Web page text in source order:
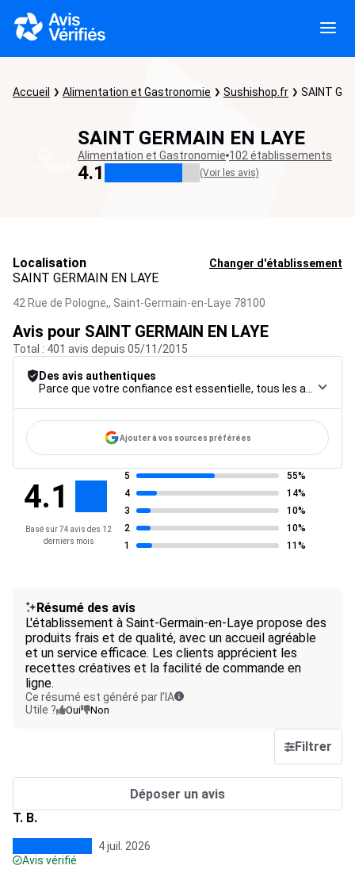
Accueil Alimentation et Gastronomie Sushishop.fr SAINT
SAINT GERMAIN EN LAYE
Alimentation et Gastronomie 102 établissements
4.1 (Voir les avis)
Localisation Changer d'établissement
SAINT GERMAIN EN LAYE
42 Rue de Pologne,, Saint-Germain-en-Laye 78100
Avis pour SAINT GERMAIN EN LAYE
Total : 401 avis depuis 05/11/2015
Des avis authentiques
Ajouter à vos sources préférées
4.1
Basé sur 74 avis des 12
derniers mois
5
55%
4
14%
3
10%
2
10%
1
11%
Résumé des avis
L'établissement à Saint-Germain-en-Laye propose des
produits frais et de qualité, avec un accueil agréable
et un service efficace. Les clients apprécient les
recettes créatives et la facilité de commande en
ligne.
Ce résumé est généré par l’IA
Utile ?
Oui Non
Filtrer
Déposer un avis
T. B.
4 juil. 2026
Avis vérifié